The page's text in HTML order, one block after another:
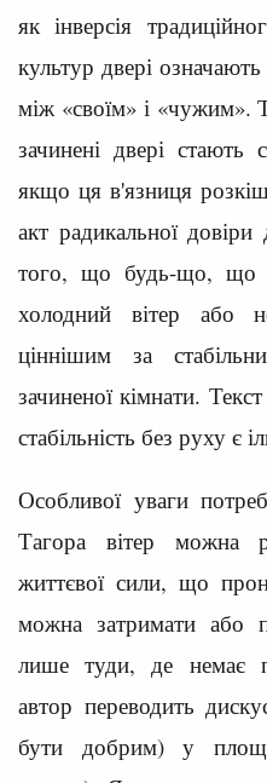
як інверсія
культур двері
між «своїм» і «чужим».
зачинені двері стають
якщо ця в'язниця
акт радикальної
того, що будь-що, що
холодний вітер або
ціннішим за
зачиненої кімнати.
стабільність без руху є
Особливої уваги
Тагора вітер можна
життєвої сили, що
можна затримати або
лише туди, де немає
автор переводить
бути добрим) у